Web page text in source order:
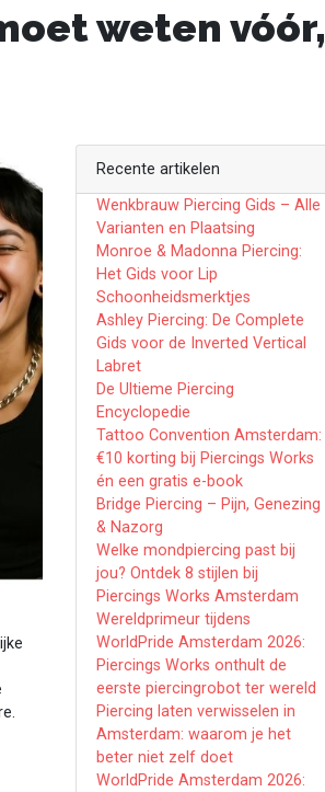
weten vóór,
Recente artikelen
Wenkbrauw Piercing Gids – Alle
Varianten en Plaatsing
Monroe & Madonna Piercing:
Het Gids voor Lip
Schoonheidsmerktjes
Ashley Piercing: De Complete
Gids voor de Inverted Vertical
Labret
De Ultieme Piercing
Encyclopedie
Tattoo Convention Amsterdam:
€10 korting bij Piercings Works
én een gratis e-book
Bridge Piercing – Pijn, Genezing
& Nazorg
Welke mondpiercing past bij
jou? Ontdek 8 stijlen bij
Piercings Works Amsterdam
Wereldprimeur tijdens
WorldPride Amsterdam 2026:
Piercings Works onthult de
eerste piercingrobot ter wereld
Piercing laten verwisselen in
Amsterdam: waarom je het
beter niet zelf doet
WorldPride Amsterdam 2026: